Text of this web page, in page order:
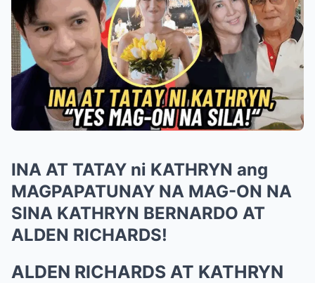
INA AT TATAY ni KATHRYN ang
MAGPAPATUNAY NA MAG-ON NA
SINA KATHRYN BERNARDO AT
ALDEN RICHARDS!
ALDEN RICHARDS AT KATHRYN